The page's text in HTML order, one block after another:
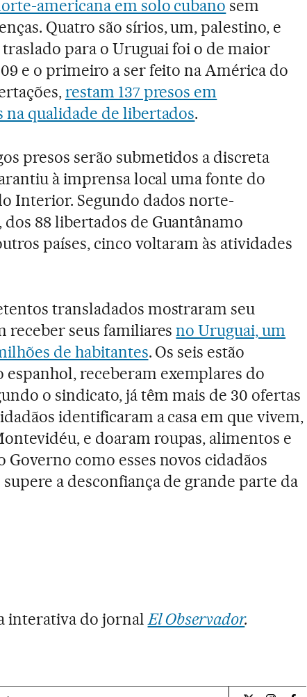
americana em solo cubano sem
Quatro são sírios, um, palestino, e
para o Uruguai foi o de maior
e o primeiro a ser feito na América do
restam 137 presos em
na qualidade de libertados.
presos serão submetidos a discreta
à imprensa local uma fonte do
Interior. Segundo dados norte-
dos 88 libertados de Guantânamo
países, cinco voltaram às atividades
transladados mostraram seu
receber seus familiaresno Uruguai, um
de habitantes. Os seis estão
espanhol, receberam exemplares do
o sindicato, já têm mais de 30 ofertas
identificaram a casa em que vivem,
e doaram roupas, alimentos e
Governo como esses novos cidadãos
a desconfiança de grande parte da
interativa do jornalEl Observador.